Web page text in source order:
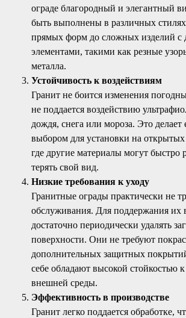
ограде благородный и элегантный
быть выполнены в различных
прямых форм до сложных изделий с
элементами, такими как резные
металла.
Устойчивость к воздействиям
Гранит не боится изменения
не поддается воздействию
дождя, снега или мороза. Это
выбором для установки на открытых
где другие материалы могут быстро
терять свой вид.
Низкие требования к уходу
Гранитные ограды практически не
обслуживания. Для поддержания их
достаточно периодически удалять
поверхности. Они не требуют
дополнительных защитных
себе обладают высокой стойкостью
внешней среды.
Эффективность в производстве
Гранит легко поддается обработке,